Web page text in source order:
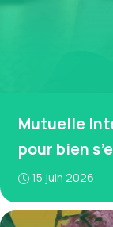
Mutuelle
pour bien
15 juin 2026